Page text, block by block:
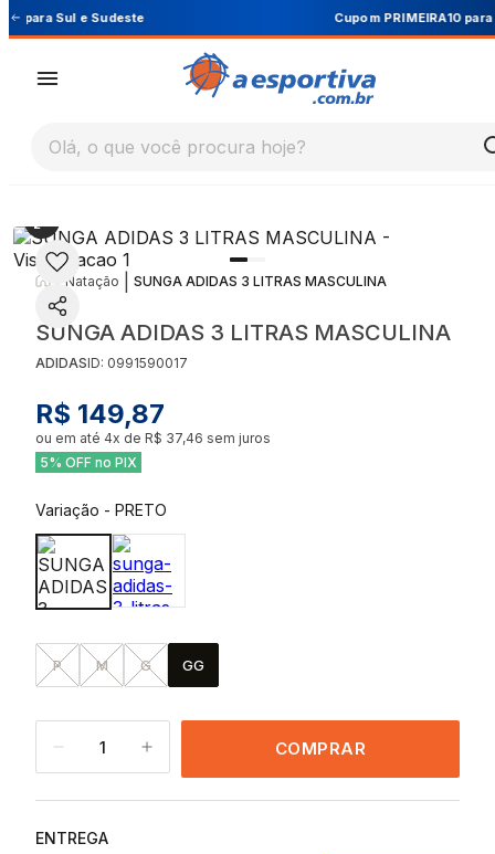
Cupom PRIMEIRA10 para 10% OFF na 1ª compra
Olá, o que você procura hoje?
Natação SUNGA ADIDAS 3 LITRAS MASCULINA
SUNGA ADIDAS 3 LITRAS MASCULINA
ADIDASID: 0991590017
R$ 149,87
ou em até 4x de R$ 37,46 sem juros
5% OFF no PIX
Variação - PRETO
P M G GG
1 COMPRAR
ENTREGA